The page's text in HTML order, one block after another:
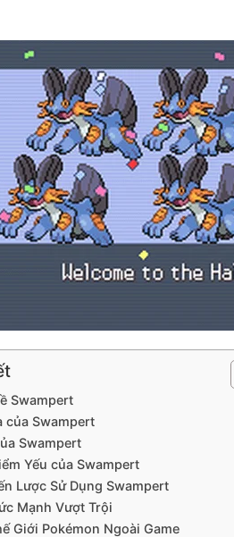
Swampert
của Swampert
Swampert
Yếu của Swampert
Lược Sử Dụng Swampert
Mạnh Vượt Trội
Giới Pokémon Ngoài Game